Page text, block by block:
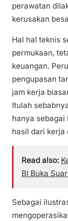
perawatan
kerusakan
Hal hal teknis
permukaan,
keuangan.
pengupasan
jam kerja
Itulah
hanya sebagai
hasil dari kerja
Read also:
BI Buka
Sebagai